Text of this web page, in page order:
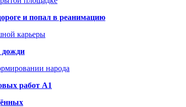
и попал в реанимацию
карьеры
дожди
народа
работ A1